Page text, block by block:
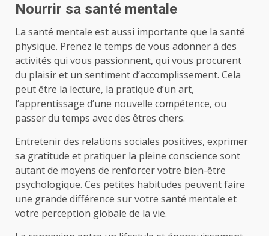
Nourrir sa santé mentale
La santé mentale est aussi importante que la santé
physique. Prenez le temps de vous adonner à des
activités qui vous passionnent, qui vous procurent
du plaisir et un sentiment d’accomplissement. Cela
peut être la lecture, la pratique d’un art,
l’apprentissage d’une nouvelle compétence, ou
passer du temps avec des êtres chers.
Entretenir des relations sociales positives, exprimer
sa gratitude et pratiquer la pleine conscience sont
autant de moyens de renforcer votre bien-être
psychologique. Ces petites habitudes peuvent faire
une grande différence sur votre santé mentale et
votre perception globale de la vie.